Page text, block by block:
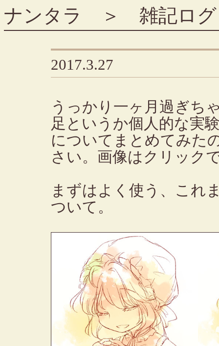
ナンタラ ＞ 雑記ログ
2017.3.27
うっかり一ヶ月過ぎち
足というか個人的な実
についてまとめてみた
さい。画像はクリック
まずはよく使う、これ
ついて。